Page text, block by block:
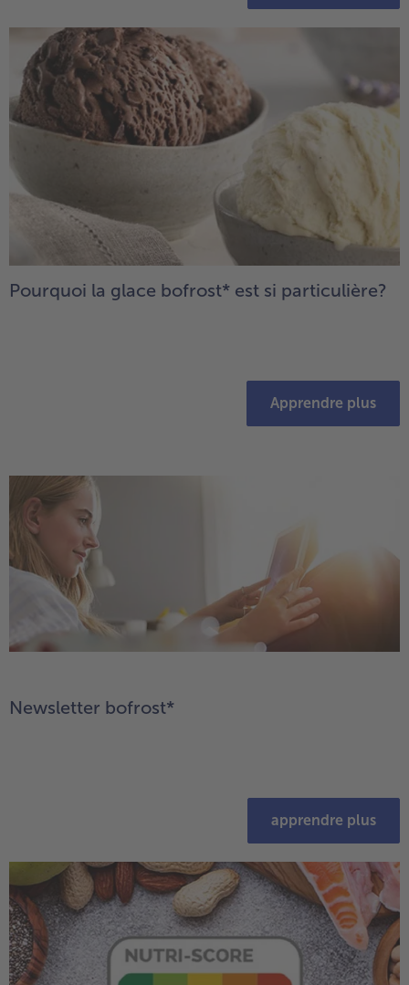
Pourquoi la glace bofrost* est si particulière?
Apprendre plus
Newsletter bofrost*
apprendre plus